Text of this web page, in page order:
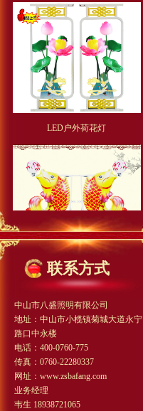
LED户外荷花灯
专业生产LED异形景观灯厂家
LED扁灯笼发光支架景观灯
联系方式
中山市八盛照明有限公司
地址：中山市小榄镇菊城大道永宁
路口中永楼
电话：400-0760-775
传真：0760-22280337
网址：www.zsbafang.com
业务经理
韦生 18938721065